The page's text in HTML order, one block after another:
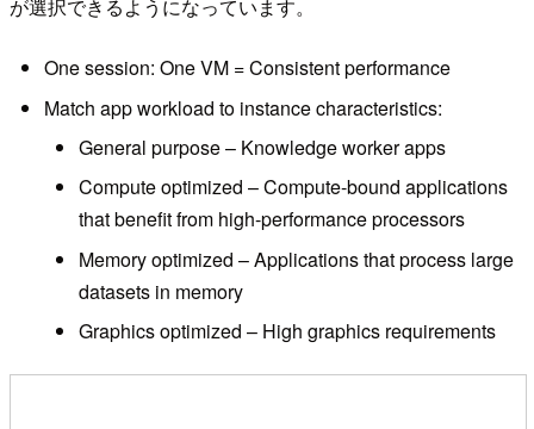
が選択できるようになっています。
One session: One VM = Consistent performance
Match app workload to instance characteristics:
General purpose – Knowledge worker apps
Compute optimized – Compute-bound applications
that benefit from high-performance processors
Memory optimized – Applications that process large
datasets in memory
Graphics optimized – High graphics requirements